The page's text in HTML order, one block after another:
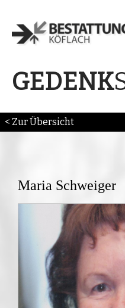
GEDENK
< Zur Übersicht
Maria Schweiger